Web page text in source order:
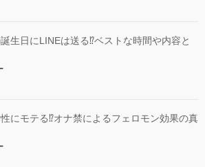
生日にLINEは送る⁉︎ベストな時間や内容と
にモテる⁉︎オナ禁によるフェロモン効果の真